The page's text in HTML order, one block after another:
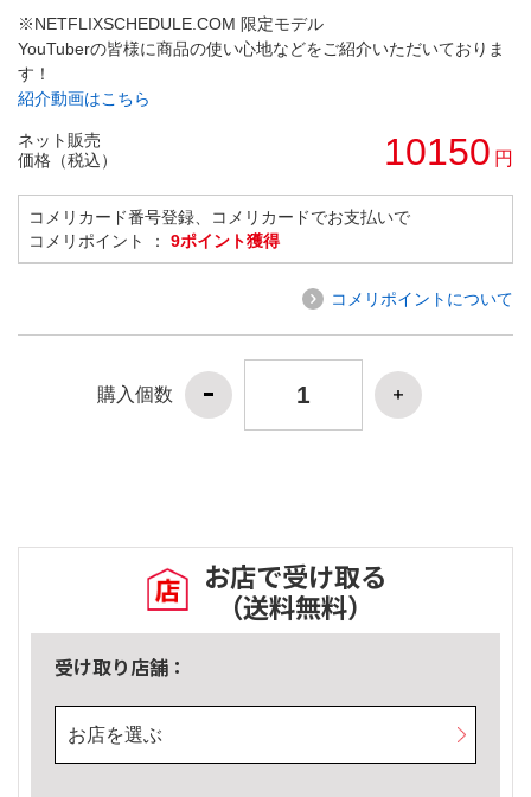
※NETFLIXSCHEDULE.COM 限定モデル
YouTuberの皆様に商品の使い心地などをご紹介いただいておりま
す！
紹介動画はこちら
ネット販売
価格（税込）
10150 円
コメリカード番号登録、コメリカードでお支払いで
コメリポイント ： 9ポイント獲得
コメリポイントについて
購入個数
お店で受け取る
（送料無料）
受け取り店舗：
お店を選ぶ